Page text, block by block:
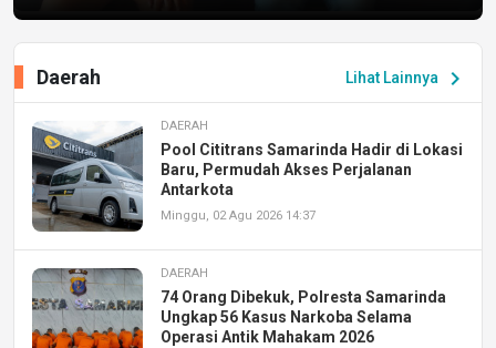
Lihat Lainnya chevron_right
Daerah
DAERAH
Pool Cititrans Samarinda Hadir di Lokasi
Baru, Permudah Akses Perjalanan
Antarkota
Minggu, 02 Agu 2026 14:37
DAERAH
74 Orang Dibekuk, Polresta Samarinda
Ungkap 56 Kasus Narkoba Selama
Operasi Antik Mahakam 2026